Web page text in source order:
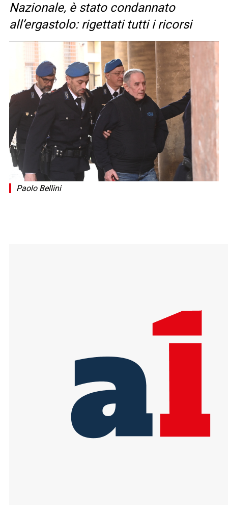
Nazionale, è stato condannato
all’ergastolo: rigettati tutti i ricorsi
Paolo Bellini